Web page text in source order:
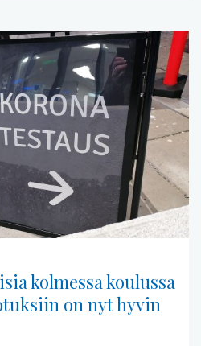
kolmessa koulussa
on nyt hyvin